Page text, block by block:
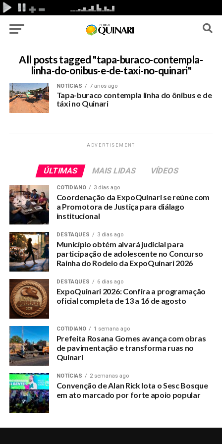
All posts tagged "tapa-buraco-contempla-
linha-do-onibus-e-de-taxi-no-quinari"
NOTÍCIAS 7 anos ago
Tapa-buraco contempla linha do ônibus e de
táxi no Quinari
ADVERTISEMENT
ÚLTIMAS MAIS LIDAS VÍDEOS
COTIDIANO 3 dias ago
Coordenação da ExpoQuinari se reúne com
a Promotora de Justiça para diálago
institucional
DESTAQUES 3 dias ago
Município obtém alvará judicial para
participação de adolescente no Concurso
Rainha do Rodeio da ExpoQuinari 2026
DESTAQUES 6 dias ago
ExpoQuinari 2026: Confira a programação
oficial completa de 13 a 16 de agosto
COTIDIANO 1 semana ago
Prefeita Rosana Gomes avança com obras
de pavimentação e transforma ruas no
Quinari
NOTÍCIAS 2 semanas ago
Convenção de Alan Rick lota o Sesc Bosque
em ato marcado por forte apoio popular